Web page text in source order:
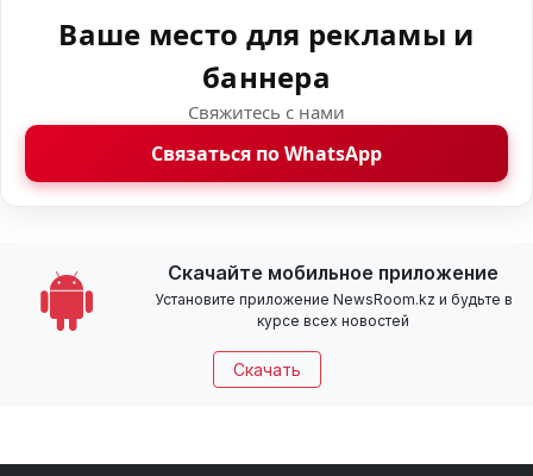
Ваше место для рекламы и
баннера
Свяжитесь с нами
Связаться по WhatsApp
Скачайте мобильное приложение
Установите приложение NewsRoom.kz и будьте в
курсе всех новостей
Скачать